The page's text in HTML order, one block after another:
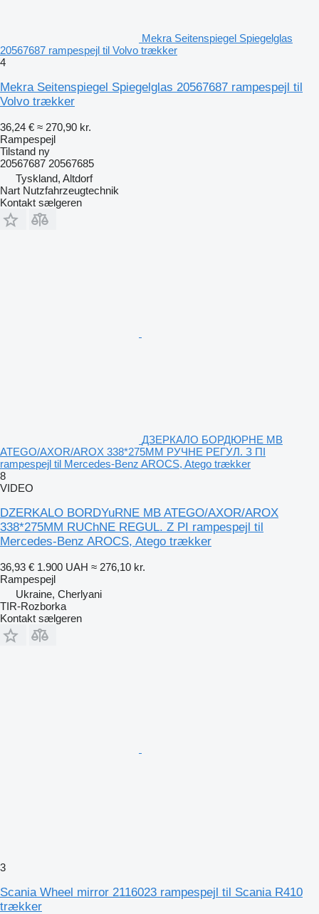
Mekra Seitenspiegel Spiegelglas
20567687 rampespejl til Volvo trækker
4
Mekra Seitenspiegel Spiegelglas 20567687 rampespejl til
Volvo trækker
36,24 € ≈ 270,90 kr.
Rampespejl
Tilstand ny
20567687 20567685
Tyskland, Altdorf
Nart Nutzfahrzeugtechnik
Kontakt sælgeren
ДЗЕРКАЛО БОРДЮРНЕ MB
ATEGO/AXOR/AROX 338*275MM РУЧНЕ РЕГУЛ. З ПІ
rampespejl til Mercedes-Benz AROCS, Atego trækker
8
VIDEO
DZERKALO BORDYuRNE MB ATEGO/AXOR/AROX
338*275MM RUChNE REGUL. Z PI rampespejl til
Mercedes-Benz AROCS, Atego trækker
36,93 € 1.900 UAH ≈ 276,10 kr.
Rampespejl
Ukraine, Cherlyani
TIR-Rozborka
Kontakt sælgeren
3
Scania Wheel mirror 2116023 rampespejl til Scania R410
trækker